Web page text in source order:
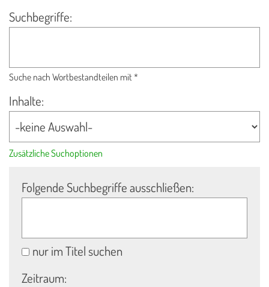
Suchbegriffe:
Suche nach Wortbestandteilen mit *
Inhalte:
Zusätzliche Suchoptionen
Folgende Suchbegriffe ausschließen:
nur im Titel suchen
Zeitraum: